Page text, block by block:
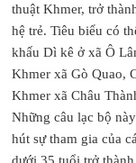
thuật Khmer, trở
hệ trẻ. Tiêu biểu có
khấu Dì kê ở xã Ô
Khmer xã Gò Quao,
Khmer xã Châu
Những câu lạc bộ
hút sự tham gia của